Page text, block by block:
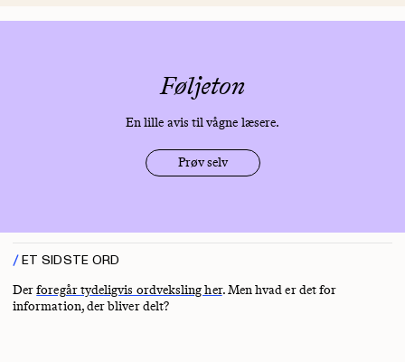
Føljeton
En lille avis til vågne læsere.
Prøv selv
ET SIDSTE ORD
Derforegår tydeligvis ordveksling her. Men hvad er det for
information, der bliver delt?